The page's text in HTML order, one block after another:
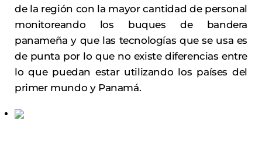
de la región con la mayor cantidad de personal
monitoreando los buques de bandera
panameña y que las tecnologías que se usa es
de punta por lo que no existe diferencias entre
lo que puedan estar utilizando los países del
primer mundo y Panamá.